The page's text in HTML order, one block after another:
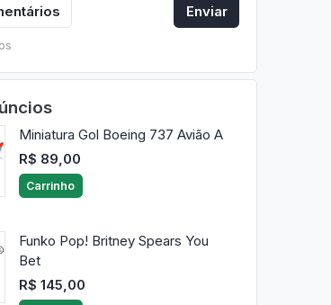
Enviar
Miniatura Gol Boeing 737 Avião A
R$ 89,00
Carrinho
Funko Pop! Britney Spears You
Bet
R$ 145,00